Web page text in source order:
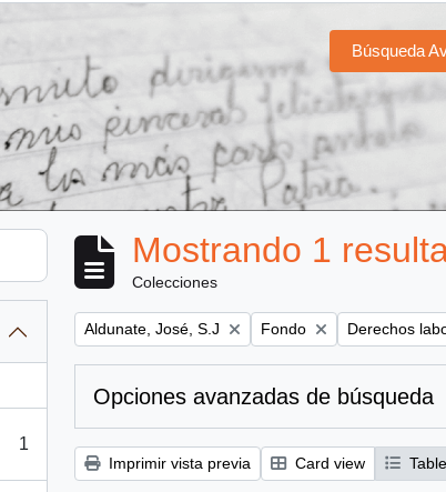
Búsqueda
1
Mostrando 1
Colecciones
Remove filter:
Aldunate, José, S.J Remove filter:
Fondo Remove filter:
Derechos
Opciones avanzadas de búsqueda
Imprimir vista previa Card view